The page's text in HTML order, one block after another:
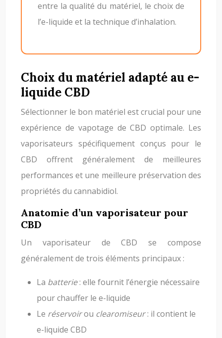
entre la qualité du matériel, le choix de
l’e-liquide et la technique d’inhalation.
Choix du matériel adapté au e-
liquide CBD
Sélectionner le bon matériel est crucial pour une
expérience de vapotage de CBD optimale. Les
vaporisateurs spécifiquement conçus pour le
CBD offrent généralement de meilleures
performances et une meilleure préservation des
propriétés du cannabidiol.
Anatomie d’un vaporisateur pour
CBD
Un vaporisateur de CBD se compose
généralement de trois éléments principaux :
La batterie: elle fournit l’énergie nécessaire
pour chauffer le e-liquide
Le réservoirou clearomiseur: il contient le
e-liquide CBD